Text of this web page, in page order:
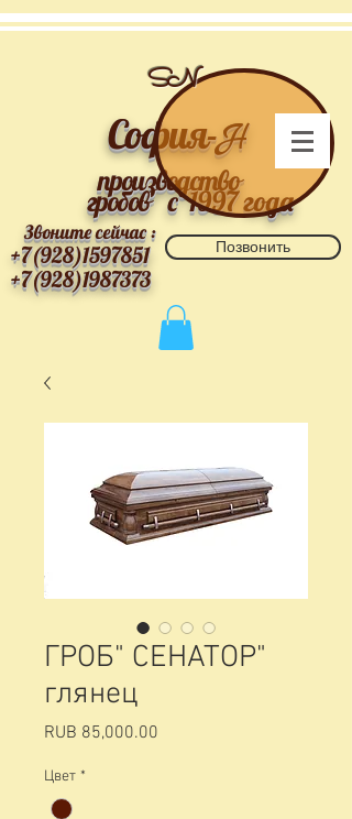
София-Н
производство
гробовс 1997 года
SN
Звоните сейчас :
+7(928)1597851
+7(928)1987373
Позвонить
ГРОБ" СЕНАТОР"
глянец
RUB 85,000.00
Цвет *